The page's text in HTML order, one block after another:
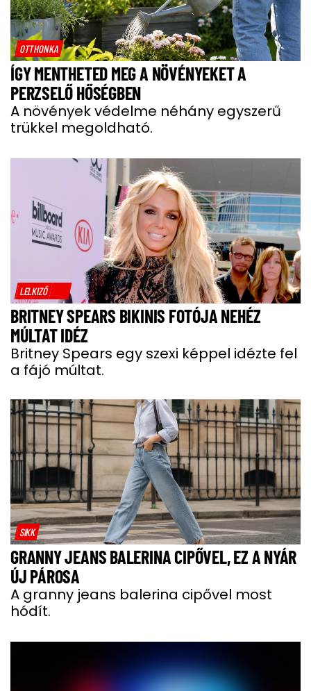
OTTHONKA
ÍGY MENTHETED MEG A NÖVÉNYEKET A
PERZSELŐ HŐSÉGBEN
A növények védelme néhány egyszerű
trükkel megoldható.
LELKIZŐ
BRITNEY SPEARS BIKINIS FOTÓJA NEHÉZ
MÚLTAT IDÉZ
Britney Spears egy szexi képpel idézte fel
a fájó múltat.
SIKK
GRANNY JEANS BALERINA CIPŐVEL, EZ A NYÁR
ÚJ PÁROSA
A granny jeans balerina cipővel most
hódít.